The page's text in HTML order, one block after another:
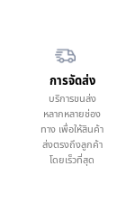
การจัดส่ง
บริการขนส่ง
หลากหลายช่อง
ทาง เพื่อให้สินค้า
ส่งตรงถึงลูกค้า
โดยเร็วที่สุด